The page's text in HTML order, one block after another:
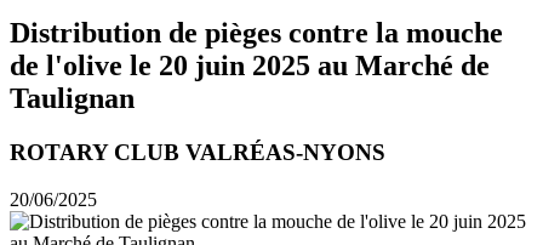
Distribution de pièges contre la mouche
de l'olive le 20 juin 2025 au Marché de
Taulignan
ROTARY CLUB VALRÉAS-NYONS
20/06/2025